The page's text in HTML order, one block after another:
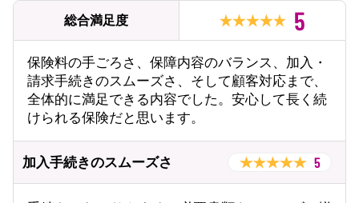
総合満足度 5
保険料の手ごろさ、保障内容のバランス、加入・
請求手続きのスムーズさ、そして顧客対応まで、
全体的に満足できる内容でした。安心して長く続
けられる保険だと思います。
加入手続きのスムーズさ 5